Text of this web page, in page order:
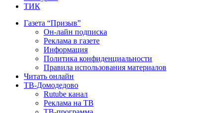
ТИК
Газета “Призыв”
Он-лайн подписка
Реклама в газете
Информация
Политика конфиденциальности
Правила использования материалов
Читать онлайн
ТВ-Домодедово
Rutube канал
Реклама на ТВ